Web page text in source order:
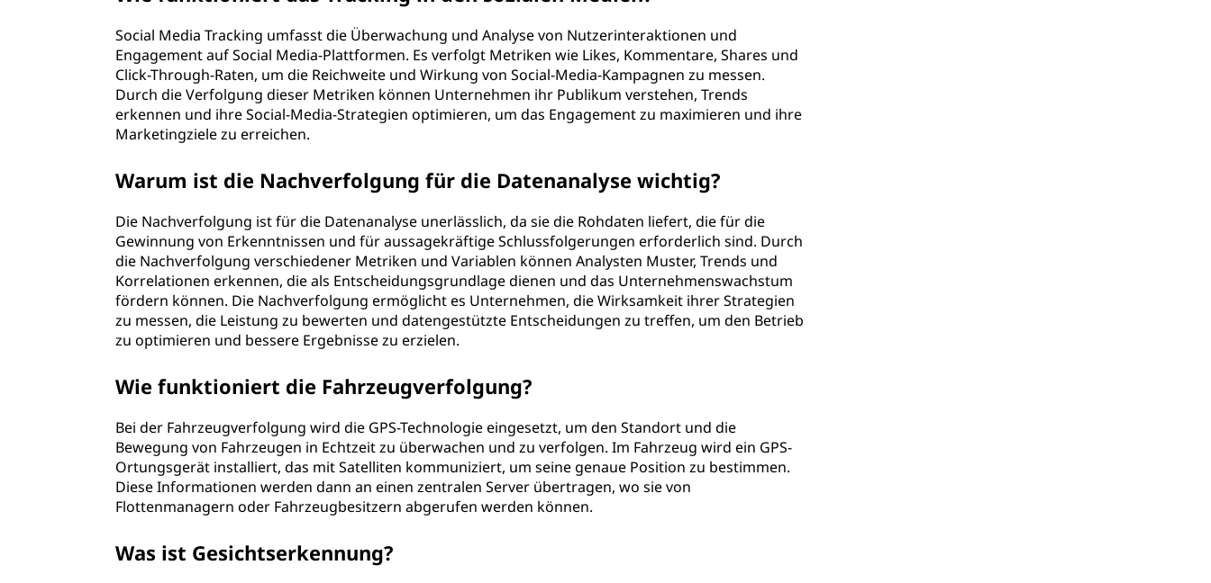
Social Media Tracking umfasst die Überwachung und Analyse von Nutzerinteraktionen und
Engagement auf Social Media-Plattformen. Es verfolgt Metriken wie Likes, Kommentare, Shares und
Click-Through-Raten, um die Reichweite und Wirkung von Social-Media-Kampagnen zu messen.
Durch die Verfolgung dieser Metriken können Unternehmen ihr Publikum verstehen, Trends
erkennen und ihre Social-Media-Strategien optimieren, um das Engagement zu maximieren und ihre
Marketingziele zu erreichen.
Warum ist die Nachverfolgung für die Datenanalyse wichtig?
Die Nachverfolgung ist für die Datenanalyse unerlässlich, da sie die Rohdaten liefert, die für die
Gewinnung von Erkenntnissen und für aussagekräftige Schlussfolgerungen erforderlich sind. Durch
die Nachverfolgung verschiedener Metriken und Variablen können Analysten Muster, Trends und
Korrelationen erkennen, die als Entscheidungsgrundlage dienen und das Unternehmenswachstum
fördern können. Die Nachverfolgung ermöglicht es Unternehmen, die Wirksamkeit ihrer Strategien
zu messen, die Leistung zu bewerten und datengestützte Entscheidungen zu treffen, um den Betrieb
zu optimieren und bessere Ergebnisse zu erzielen.
Wie funktioniert die Fahrzeugverfolgung?
Bei der Fahrzeugverfolgung wird die GPS-Technologie eingesetzt, um den Standort und die
Bewegung von Fahrzeugen in Echtzeit zu überwachen und zu verfolgen. Im Fahrzeug wird ein GPS-
Ortungsgerät installiert, das mit Satelliten kommuniziert, um seine genaue Position zu bestimmen.
Diese Informationen werden dann an einen zentralen Server übertragen, wo sie von
Flottenmanagern oder Fahrzeugbesitzern abgerufen werden können.
Was ist Gesichtserkennung?